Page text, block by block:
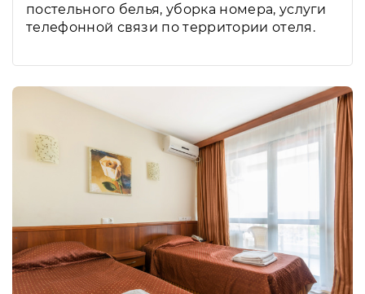
постельного белья, уборка номера, услуги
телефонной связи по территории отеля.